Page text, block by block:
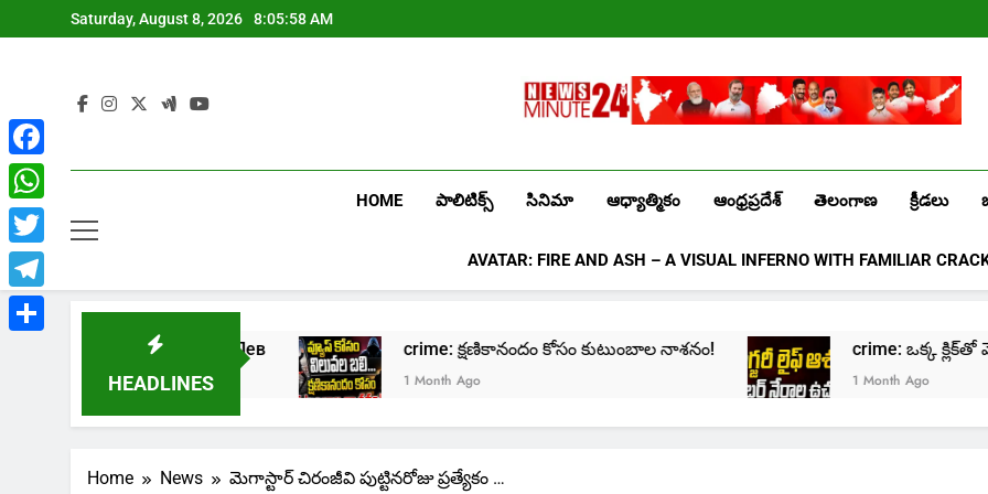
to
Saturday, August 8, 2026 8:06:00 AM
2025
Newsminute24
HOME పాలిటిక్స్ సినిమా ఆధ్యాత్మికం ఆంధ్రప్రదేశ్ తెలంగాణ క్రీడలు
AVATAR: FIRE AND ASH – A VISUAL INFERNO WITH FAMILIAR
HEADLINES
crime: క్షణికానందం కోసం కుటుంబాల నాశనం!
1 Month Ago
crime: ఒక్క క్లిక్‌తో మొదలై… జీవితాన్ని
Home News మెగాస్టార్ చిరంజీవి పుట్టినరోజు ప్రత్యేకం …
Facebook
WhatsApp
Twitter
Telegram